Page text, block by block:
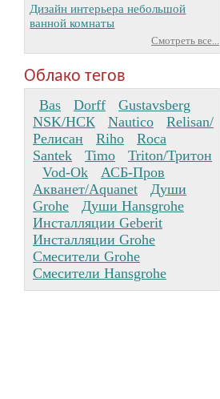
Дизайн интерьера небольшой
ванной комнаты
Смотреть все...
Облако тегов
Bas Dorff
Gustavsberg
NSK/НСК
Nautico
Relisan/
Релисан
Riho
Roca
Santek
Timo
Triton/Тритон
Vod-Ok
АСБ-Пров
Акванет/Aquanet
Души
Grohe
Души Hansgrohe
Инсталляции Geberit
Инсталляции Grohe
Смесители Grohe
Смесители Hansgrohe